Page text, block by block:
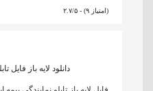
۲.۷/۵ - (۹ امتیاز)
دانلود لایه باز فایل